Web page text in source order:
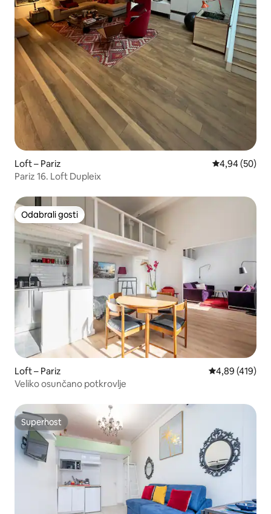
Loft – Pariz Prosječna
4,94 (50)
Pariz 16. Loft Dupleix
Odabrali gosti
Odabrali gosti
Loft – Pariz Prosječna
4,89 (419)
Veliko osunčano potkrovlje
Superhost
Superhost